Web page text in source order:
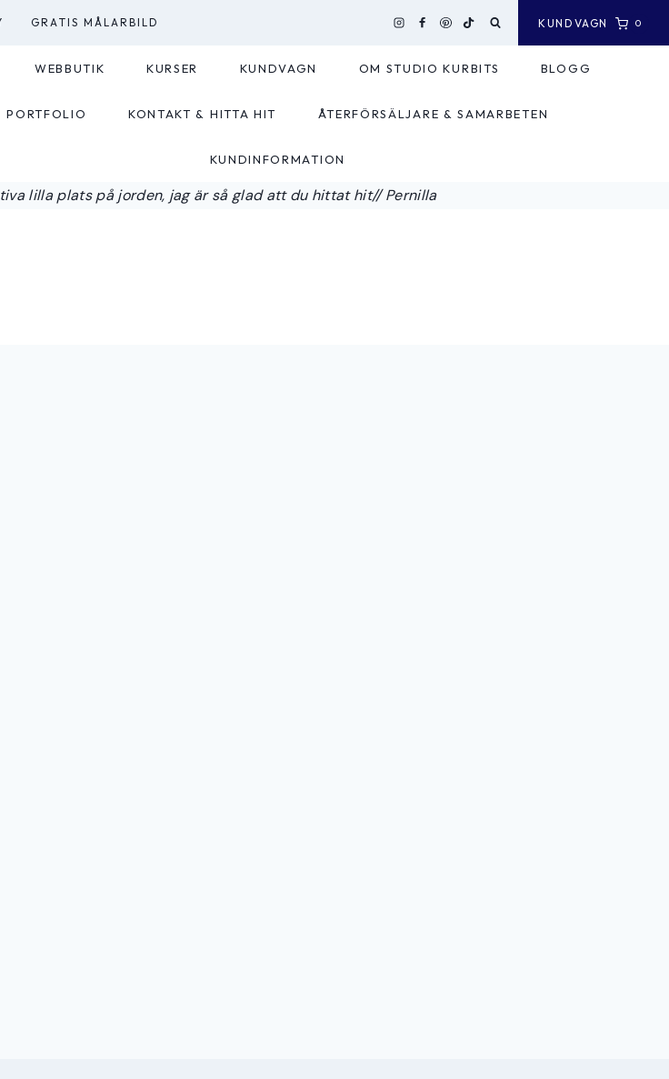
GRATIS MÅLARBILD KUNDVAGN 0
WEBBUTIK KURSER KUNDVAGN OM STUDIO KURBITS BLOGG
PORTFOLIO KONTAKT & HITTA HIT ÅTERFÖRSÄLJARE & SAMARBETEN
KUNDINFORMATION
lilla plats på jorden, jag är så glad att du hittat hit// Pernilla